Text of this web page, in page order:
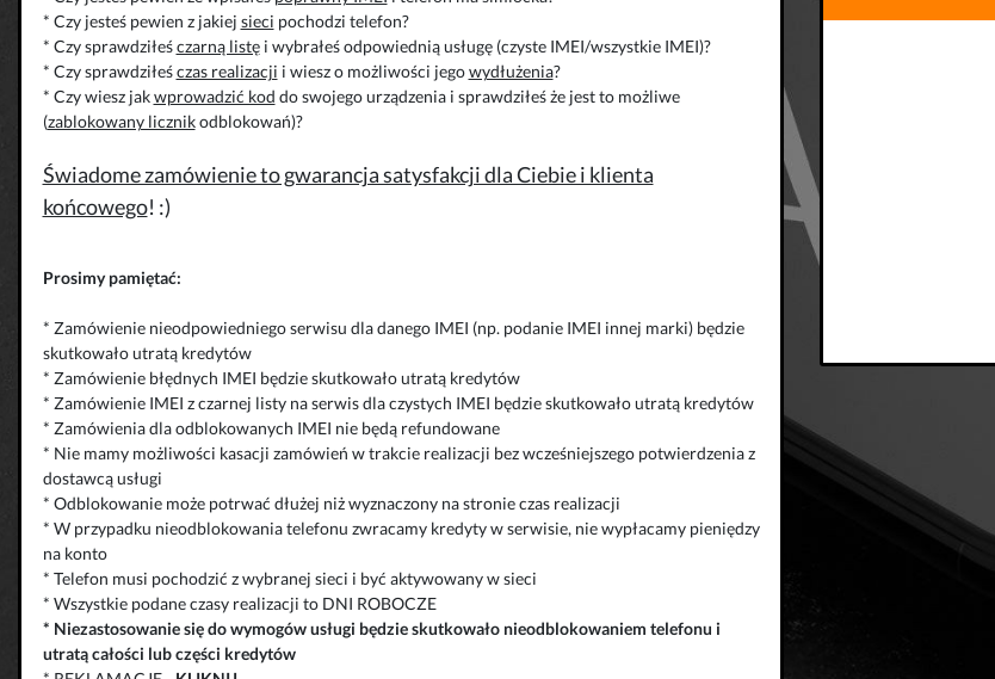
* Czy jesteś pewien z jakiej sieci pochodzi telefon?
* Czy sprawdziłeśczarną listęi wybrałeś odpowiednią usługę (czyste IMEI/wszystkie IMEI)?
* Czy sprawdziłeśczas realizacji i wiesz o możliwości jegowydłużenia?
* Czy wiesz jakwprowadzić kod do swojego urządzenia i sprawdziłeś że jest to możliwe
(zablokowany licznikodblokowań)?
Świadome zamówienie to gwarancja satysfakcji dla Ciebie i klienta
końcowego! :)
Prosimy pamiętać:
* Zamówienie nieodpowiedniego serwisu dla danego IMEI (np. podanie IMEI innej marki) będzie
skutkowało utratą kredytów
* Zamówienie błędnych IMEI będzie skutkowało utratą kredytów
* Zamówienie IMEI z czarnej listy na serwis dla czystych IMEI będzie skutkowało utratą kredytów
* Zamówienia dla odblokowanych IMEI nie będą refundowane
* Nie mamy możliwości kasacji zamówień w trakcie realizacji bez wcześniejszego potwierdzenia z
dostawcą usługi
* Odblokowanie może potrwać dłużej niż wyznaczony na stronie czas realizacji
* W przypadku nieodblokowania telefonu zwracamy kredyty w serwisie, nie wypłacamy pieniędzy
na konto
* Telefon musi pochodzić z wybranej sieci i być aktywowany w sieci
* Wszystkie podane czasy realizacji to DNI ROBOCZE
* Niezastosowanie się do wymogów usługi będzie skutkowało nieodblokowaniem telefonu i
utratą całości lub części kredytów